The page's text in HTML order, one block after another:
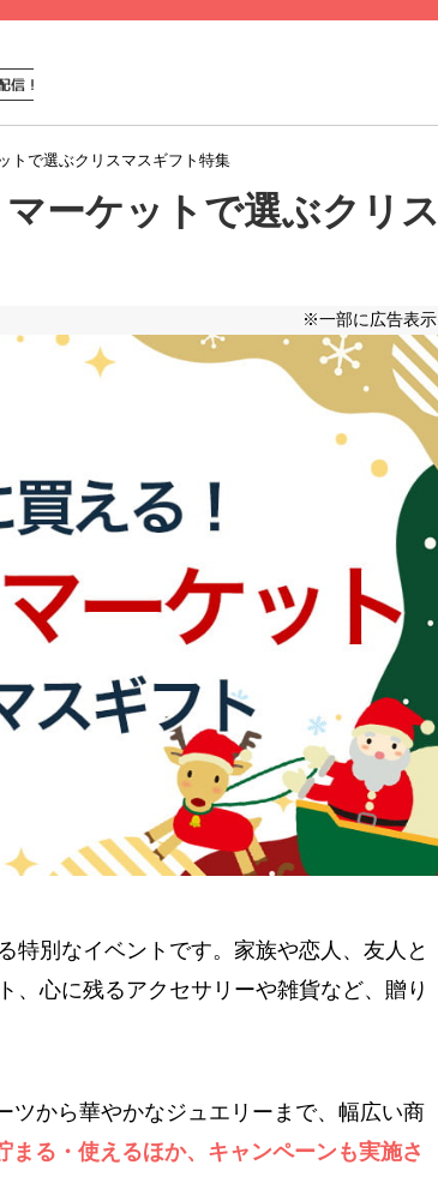
トで選ぶクリスマスギフト特集
マーケットで選ぶクリス
※一部に広告表示
特別なイベントです。家族や恋人、友人と
、心に残るアクセサリーや雑貨など、贈り
ツから華やかなジュエリーまで、幅広い商
まる・使えるほか、キャンペーンも実施さ